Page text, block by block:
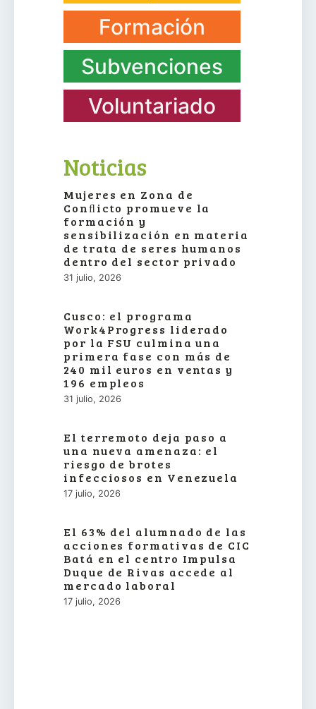
Formación
Subvenciones
Voluntariado
Noticias
Mujeres en Zona de
Conﬂicto promueve la
formación y
sensibilización en materia
de trata de seres humanos
dentro del sector privado
31 julio, 2026
Cusco: el programa
Work4Progress liderado
por la FSU culmina una
primera fase con más de
240 mil euros en ventas y
196 empleos
31 julio, 2026
El terremoto deja paso a
una nueva amenaza: el
riesgo de brotes
infecciosos en Venezuela
17 julio, 2026
El 63% del alumnado de las
acciones formativas de CIC
Batá en el centro Impulsa
Duque de Rivas accede al
mercado laboral
17 julio, 2026